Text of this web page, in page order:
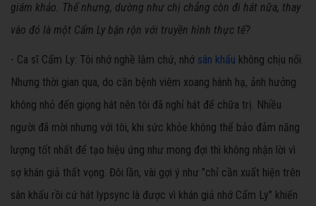
giám khảo. Thế nhưng, dường như chị chẳng còn đi hát nữa, thay
vào đó là một Cẩm Ly bận rộn với truyền hình thực tế?
- Ca sĩ Cẩm Ly: Tôi nhớ nghề lắm chứ, nhớ sân khấu không chịu nổi.
Nhưng thời gian qua, do căn bệnh viêm xoang hành hạ, ảnh hưởng
không nhỏ đến giọng hát nên tôi đã nghỉ hát để chữa trị. Nhiều
người đã mời nhưng với tôi, khi sức khỏe không thể bảo đảm năng
lượng tốt nhất để tạo hiệu ứng như mong đợi thì không nhận lời vì
sợ khán giả thất vọng. Đôi lần, vài gợi ý như "chỉ cần xuất hiện trên
sân khấu rồi cứ hát lypsync là được vì khán giả nhớ Cẩm Ly" khiến